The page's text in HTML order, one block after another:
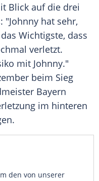
Blick auf die drei
"Johnny hat sehr,
Wichtigste, dass
verletzt.
mit Johnny."
beim Sieg
Bayern
im hinteren
den von unserer